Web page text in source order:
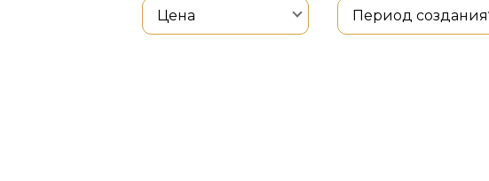
Цена Период создания